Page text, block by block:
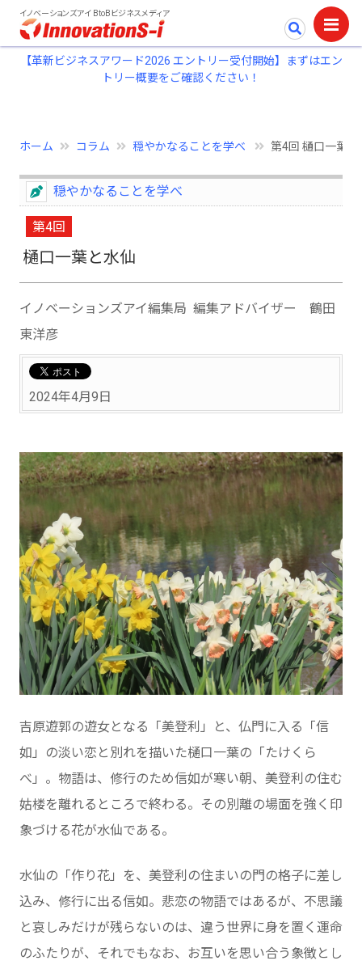
イノベーションズアイ BtoBビジネスメディア
【革新ビジネスアワード2026 エントリー受付開始】まずはエン
トリー概要をご確認ください！
ホーム コラム 穏やかなることを学べ 第4回 樋口一葉と
穏やかなることを学べ
第4回
樋口一葉と水仙
イノベーションズアイ編集局 編集アドバイザー 鶴田
東洋彦
2024年4月9日
吉原遊郭の遊女となる「美登利」と、仏門に入る「信
如」の淡い恋と別れを描いた樋口一葉の「たけくら
べ」。物語は、修行のため信如が寒い朝、美登利の住む
姑楼を離れるところで終わる。その別離の場面を強く印
象づける花が水仙である。
水仙の「作り花」を、美登利の住まいの門の格子に差し
込み、修行に出る信如。悲恋の物語ではあるが、不思議
と哀しみだけが残らないのは、違う世界に身を置く運命
のふたりが、それでもなお、お互いを思い合う象徴とし